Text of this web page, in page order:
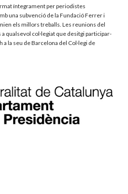
íntegrament per periodistes
una subvenció de la Fundació Ferrer i
els millors treballs. Les reunions del
qualsevol col·legiat que desitgi participar-
a la seu de Barcelona del Col·legi de